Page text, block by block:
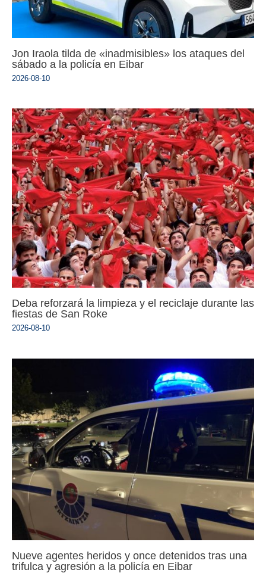
Jon Iraola tilda de «inadmisibles» los ataques del
sábado a la policía en Eibar
2026-08-10
Deba reforzará la limpieza y el reciclaje durante las
fiestas de San Roke
2026-08-10
Nueve agentes heridos y once detenidos tras una
trifulca y agresión a la policía en Eibar